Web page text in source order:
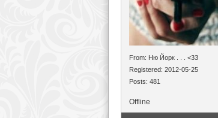
From: Ню Йорк . . . <33
Registered: 2012-05-25
Posts: 481
Offline